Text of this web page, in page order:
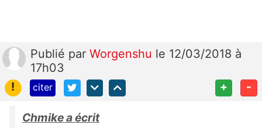
Publié par Worgenshu le 12/03/2018 à
17h03
!
citer + -
Chmike a écrit